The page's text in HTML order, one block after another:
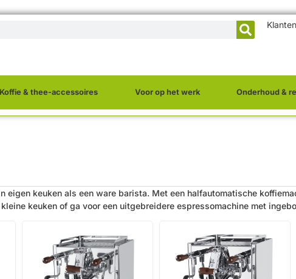
Koffie & thee-accessoires Voor op het werk Onderhoud &
eigen keuken als een ware barista. Met een halfautomatische
keuken of ga voor een uitgebreidere espressomachine met